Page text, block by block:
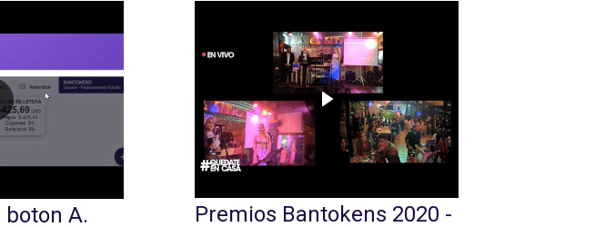
Bantokens - Cobrar
Bantokens - Herramienta